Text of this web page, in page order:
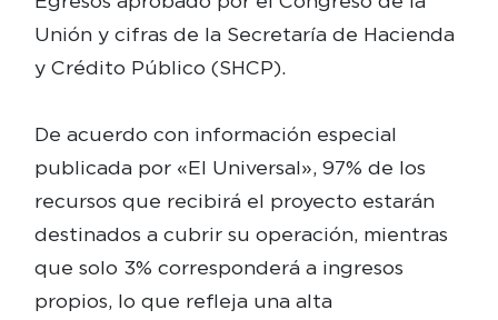
Unión y cifras de la Secretaría de Hacienda
y Crédito Público (SHCP).
De acuerdo con información especial
publicada por «El Universal», 97% de los
recursos que recibirá el proyecto estarán
destinados a cubrir su operación, mientras
que solo 3% corresponderá a ingresos
propios, lo que refleja una alta